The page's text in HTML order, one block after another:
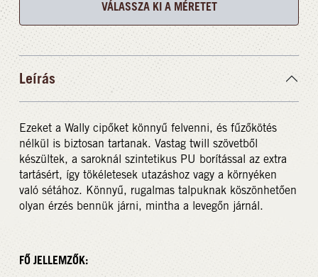
VÁLASSZA KI A MÉRETET
Leírás
Ezeket a Wally cipőket könnyű felvenni, és fűzőkötés
nélkül is biztosan tartanak. Vastag twill szövetből
készültek, a saroknál szintetikus PU borítással az extra
tartásért, így tökéletesek utazáshoz vagy a környéken
való sétához. Könnyű, rugalmas talpuknak köszönhetően
olyan érzés bennük járni, mintha a levegőn járnál.
FŐ JELLEMZŐK: